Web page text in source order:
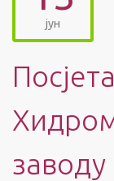
јун
Посјета